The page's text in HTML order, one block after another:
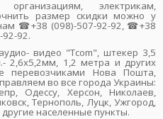
электрикам,
размер скидки можно у
☎+38 (098)-507-92-92, ☎+38
92.
видео "Tcom", штекер 3,5
2,6х5,2мм, 1,2 метра и других
перевозчиками Нова Пошта,
во все города Украины:
Одессу, Херсон, Николаев,
Тернополь, Луцк, Ужгород,
населенные пункты.